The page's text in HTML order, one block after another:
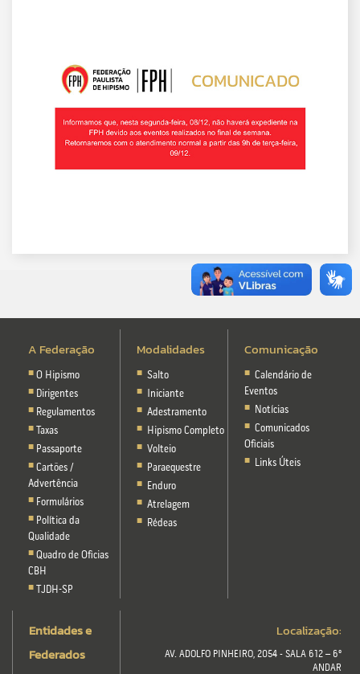
A Federação
O Hipismo
Dirigentes
Regulamentos
Taxas
Passaporte
Cartões /
Advertência
Formulários
Política da
Qualidade
Quadro de Oficias
CBH
TJDH-SP
Modalidades
Salto
Iniciante
Adestramento
Hipismo Completo
Volteio
Paraequestre
Enduro
Atrelagem
Rédeas
Comunicação
Calendário de
Eventos
Notícias
Comunicados
Oficiais
Links Úteis
Entidades e
Federados
Localização:
AV. ADOLFO PINHEIRO, 2054 - SALA 612 – 6º
ANDAR